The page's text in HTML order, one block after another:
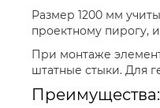
Размер 1200 мм
проектному пирогу,
При монтаже
штатные стыки. Для
Преимущества: